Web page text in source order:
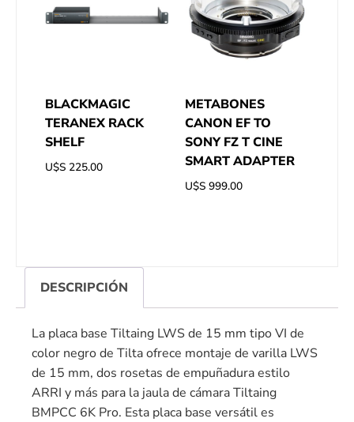
BLACKMAGIC
TERANEX RACK
SHELF
U$S 225.00
METABONES
CANON EF TO
SONY FZ T CINE
SMART ADAPTER
U$S 999.00
DESCRIPCIÓN
La placa base Tiltaing LWS de 15 mm tipo VI de
color negro de Tilta ofrece montaje de varilla LWS
de 15 mm, dos rosetas de empuñadura estilo
ARRI y más para la jaula de cámara Tiltaing
BMPCC 6K Pro. Esta placa base versátil es